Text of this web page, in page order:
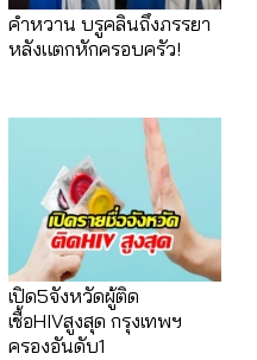
คำหวาน บรูคลินถึงภรรยา
หลังแตกหักครอบครัว!
เปิด5จังหวัดผู้ติด
เชื้อHIVสูงสุด กรุงเทพฯ
ครองอันดับ1